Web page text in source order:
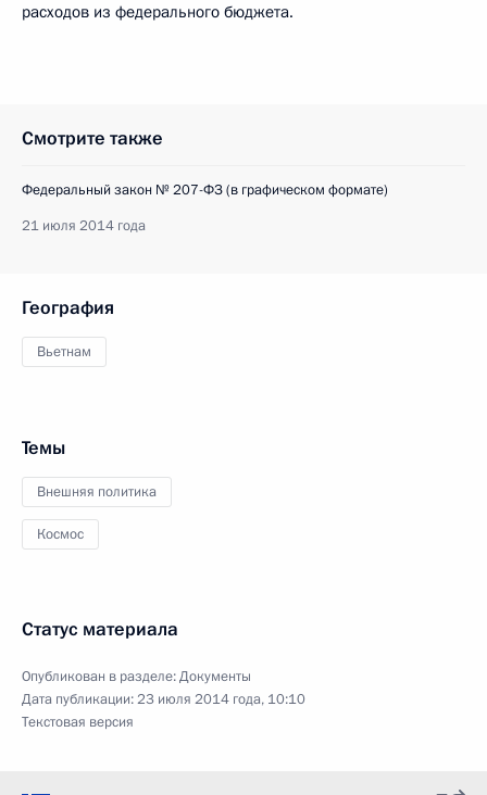
расходов из федерального бюджета.
Смотрите также
Федеральный закон № 207-ФЗ (в графическом формате)
21 июля 2014 года
География
Вьетнам
Темы
Внешняя политика
Космос
Статус материала
Опубликован в разделе:Документы
Дата публикации:23 июля 2014 года, 10:10
Текстовая версия